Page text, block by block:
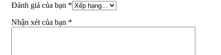
Đánh giá của bạn *
Nhận xét của bạn *